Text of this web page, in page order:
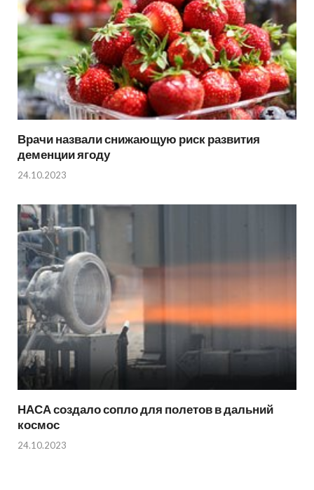
Врачи назвали снижающую риск развития
деменции ягоду
24.10.2023
НАСА создало сопло для полетов в дальний
космос
24.10.2023